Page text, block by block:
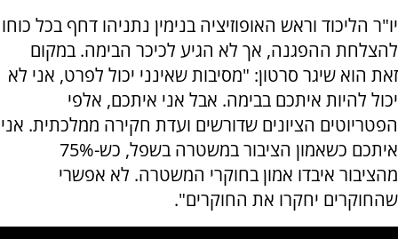
יו"ר הליכוד וראש האופוזיציה בנימין נתניהו דחף בכל כוחו
להצלחת ההפגנה, אך לא הגיע לכיכר הבימה. במקום
זאת הוא שיגר סרטון: "מסיבות שאינני יכול לפרט, אני לא
יכול להיות איתכם בבימה. אבל אני איתכם, אלפי
הפטריוטים הציונים שדורשים ועדת חקירה ממלכתית. אני
איתכם כשאמון הציבור במשטרה בשפל, כש-75%
מהציבור איבדו אמון בחוקרי המשטרה. לא אפשרי
שהחוקרים יחקרו את החוקרים".